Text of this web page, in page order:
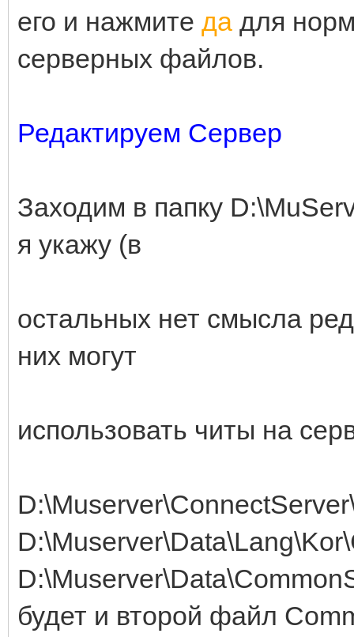
его и нажмите да для
серверных файлов.
Редактируем Сервер
Заходим в папку
я укажу (в
остальных нет смысла
них могут
использовать читы на
будет и второй файл